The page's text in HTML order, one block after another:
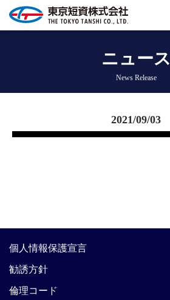
ニュース
News Release
2021/09/03
個人情報保護宣言
勧誘方針
倫理コード